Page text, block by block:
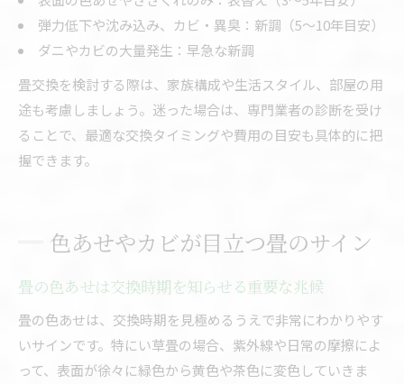
弾力低下や沈み込み、カビ・異臭：新調（5〜10年目安）
ダニやカビの大量発生：早急な新調
畳交換を検討する際は、家族構成や生活スタイル、部屋の用
途も考慮しましょう。迷った場合は、専門業者の診断を受け
ることで、最適な交換タイミングや費用の目安も具体的に把
握できます。
色あせやカビが目立つ畳のサイン
畳の色あせは交換時期を知らせる重要な兆候
畳の色あせは、交換時期を見極めるうえで非常にわかりやす
いサインです。特にい草畳の場合、紫外線や日常の摩擦によ
って、表面が徐々に緑色から黄色や茶色に変色していきま